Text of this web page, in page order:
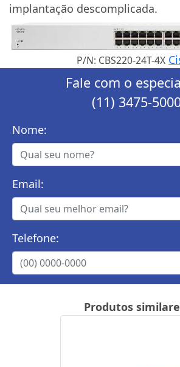
implantação descomplicada.
P/N: CBS220-24T-4X
Fale com o
(11) 3475-
Nome:
Email:
Telefone:
Produtos